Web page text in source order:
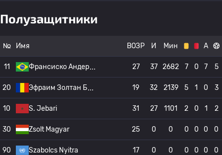
Полузащитники
№ Имя ВОЗР И Мин А
11 Франсиско Андер 27 37 2682 7 0 7 5
20 Эфраим Золтан Б 19 32 2139 5 1 0 3
10 S. Jebari 31 27 1101 2 0 1 2
30 Zsolt Magyar 25 0 0 0 0 0 0
90 Szabolcs Nyitra 17 0 0 0 0 0 0